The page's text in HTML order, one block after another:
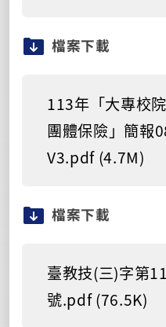
檔案下載
113年「大專校
團體保險」簡報
V3.pdf (4.7M)
檔案下載
臺教技(三)字第
號.pdf (76.5K)